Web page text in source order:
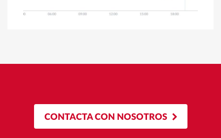
CONTACTA CON NOSOTROS